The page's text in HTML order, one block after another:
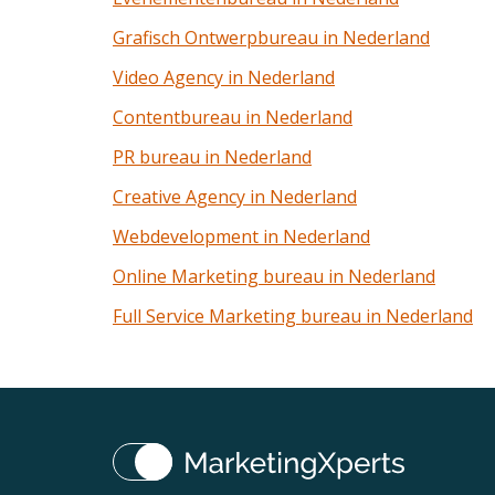
Grafisch Ontwerpbureau in Nederland
Video Agency in Nederland
Contentbureau in Nederland
PR bureau in Nederland
Creative Agency in Nederland
Webdevelopment in Nederland
Online Marketing bureau in Nederland
Full Service Marketing bureau in Nederland